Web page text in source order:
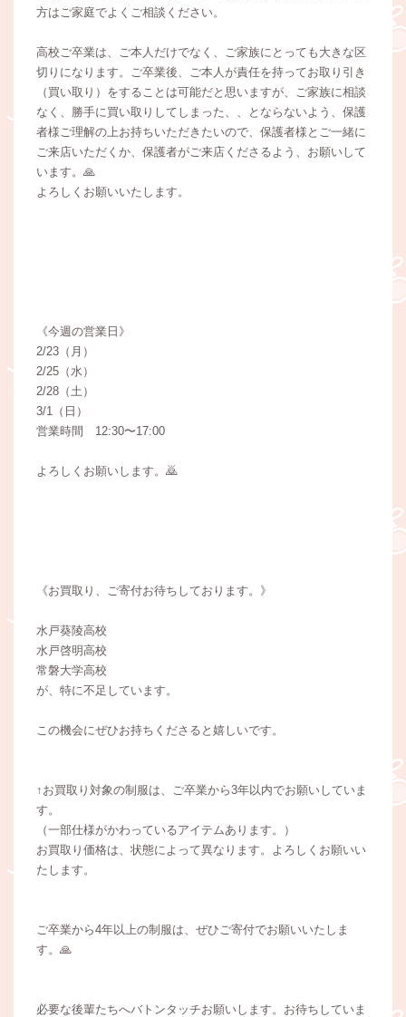
方はご家庭でよくご相談ください。
高校ご卒業は、ご本人だけでなく、ご家族にとっても大きな区
切りになります。ご卒業後、ご本人が責任を持ってお取り引き
（買い取り）をすることは可能だと思いますが、ご家族に相談
なく、勝手に買い取りしてしまった、、とならないよう、保護
者様ご理解の上お持ちいただきたいので、保護者様とご一緒に
ご来店いただくか、保護者がご来店くださるよう、お願いして
います。🙏
よろしくお願いいたします。
《今週の営業日》
2/23（月）
2/25（水）
2/28（土）
3/1（日）
営業時間 12:30〜17:00
よろしくお願いします。🙇
《お買取り、ご寄付お待ちしております。》
水戸葵陵高校
水戸啓明高校
常磐大学高校
が、特に不足しています。
この機会にぜひお持ちくださると嬉しいです。
↑お買取り対象の制服は、ご卒業から3年以内でお願いしていま
す。
（一部仕様がかわっているアイテムあります。）
お買取り価格は、状態によって異なります。よろしくお願いい
たします。
ご卒業から4年以上の制服は、ぜひご寄付でお願いいたしま
す。🙏
必要な後輩たちへバトンタッチお願いします。お待ちしていま